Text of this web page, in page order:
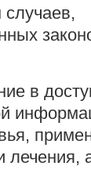
в
лечения,